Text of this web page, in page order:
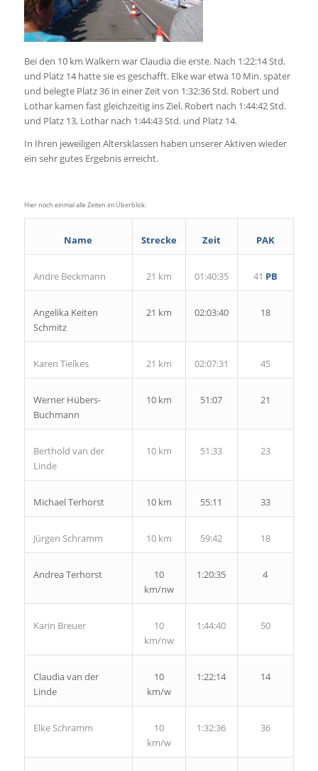
Bei den 10 km Walkern war Claudia die erste. Nach 1:22:14 Std.
und Platz 14 hatte sie es geschafft. Elke war etwa 10 Min. später
und belegte Platz 36 in einer Zeit von 1:32:36 Std. Robert und
Lothar kamen fast gleichzeitig ins Ziel. Robert nach 1:44:42 Std.
und Platz 13, Lothar nach 1:44:43 Std. und Platz 14.
In Ihren jeweiligen Altersklassen haben unserer Aktiven wieder
ein sehr gutes Ergebnis erreicht.
Hier noch einmal alle Zeiten im Überblick:
Name Strecke Zeit PAK
Andre Beckmann 21 km 01:40:35 41 PB
Angelika Keiten
Schmitz
21 km 02:03:40 18
Karen Tielkes 21 km 02:07:31 45
Werner Hübers-
Buchmann
10 km 51:07 21
Berthold van der
Linde
10 km 51:33 23
Michael Terhorst 10 km 55:11 33
Jürgen Schramm 10 km 59:42 18
Andrea Terhorst
10
km/nw
1:20:35 4
Karin Breuer
10
km/nw
1:44:40 50
Claudia van der
Linde
10
km/w
1:22:14 14
Elke Schramm
10
km/w
1:32:36 36